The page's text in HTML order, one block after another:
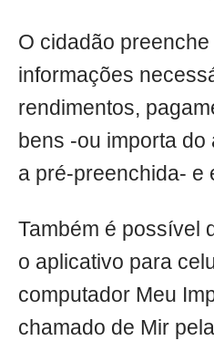
O cidadão
informações
rendimentos,
bens -ou importa
a pré-preenchida- e
Também é possível
o aplicativo para
computador Meu
chamado de Mir